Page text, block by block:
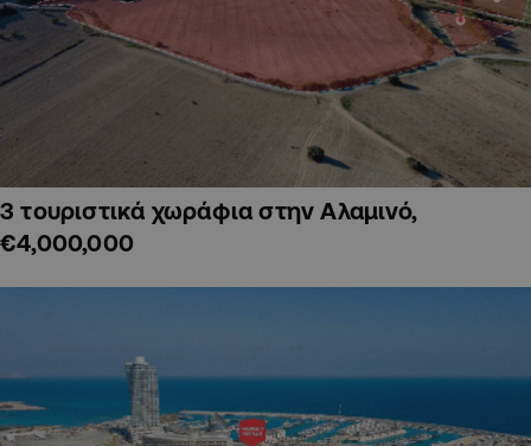
3 τουριστικά χωράφια στην Αλαμινό,
€4,000,000